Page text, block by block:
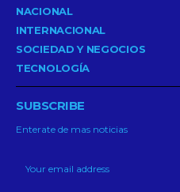
NACIONAL
INTERNACIONAL
SOCIEDAD Y NEGOCIOS
TECNOLOGÍA
SUBSCRIBE
Enterate de mas noticias